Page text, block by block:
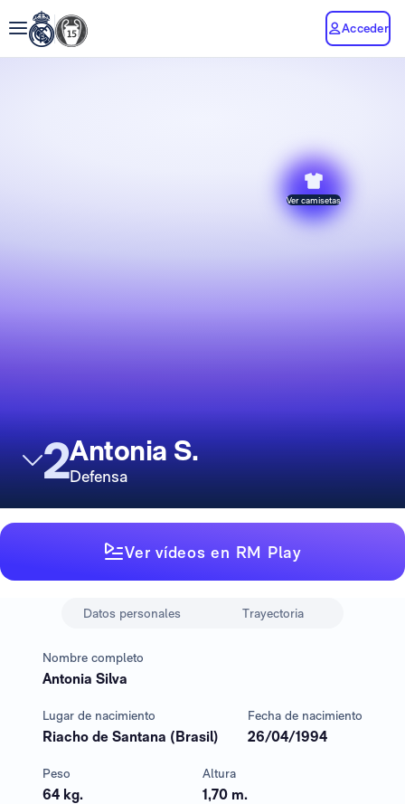
Acceder
2Antonia S.
Defensa
Ver vídeos en RM Play
Ver camisetas
Datos personales Trayectoria
Nombre completo
Antonia Silva
Lugar de nacimiento
Riacho de Santana (Brasil)
Fecha de nacimiento
26/04/1994
Peso
64 kg.
Altura
1,70 m.